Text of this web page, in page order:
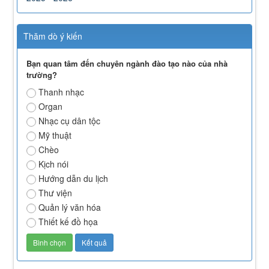
Thăm dò ý kiến
Bạn quan tâm đến chuyên ngành đào tạo nào của nhà
trường?
Thanh nhạc
Organ
Nhạc cụ dân tộc
Mỹ thuật
Chèo
Kịch nói
Hướng dẫn du lịch
Thư viện
Quản lý văn hóa
Thiết kế đồ họa